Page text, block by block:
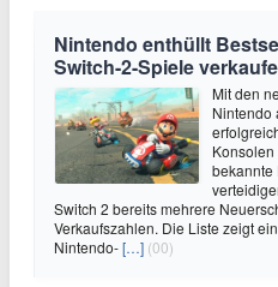
Nintendo enthüllt
Switch-2-Spiele
Mit den
Nintendo
bekannte
Switch 2 bereits mehrere
Verkaufszahlen. Die Liste zeigt
Nintendo-[…] (00)